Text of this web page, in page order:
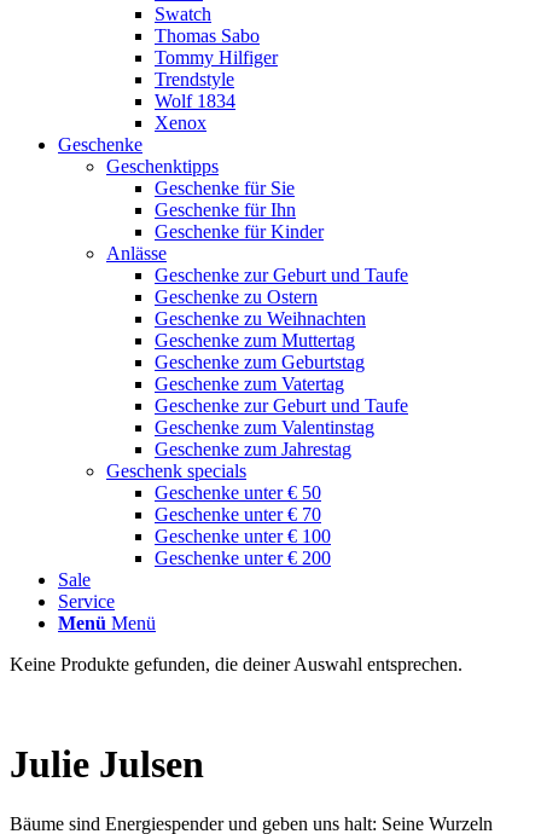
Swatch
Thomas Sabo
Tommy Hilfiger
Trendstyle
Wolf 1834
Xenox
Geschenke
Geschenktipps
Geschenke für Sie
Geschenke für Ihn
Geschenke für Kinder
Anlässe
Geschenke zur Geburt und Taufe
Geschenke zu Ostern
Geschenke zu Weihnachten
Geschenke zum Muttertag
Geschenke zum Geburtstag
Geschenke zum Vatertag
Geschenke zur Geburt und Taufe
Geschenke zum Valentinstag
Geschenke zum Jahrestag
Geschenk specials
Geschenke unter € 50
Geschenke unter € 70
Geschenke unter € 100
Geschenke unter € 200
Sale
Service
Menü Menü
Keine Produkte gefunden, die deiner Auswahl entsprechen.
Julie Julsen
Bäume sind Energiespender und geben uns halt: Seine Wurzeln